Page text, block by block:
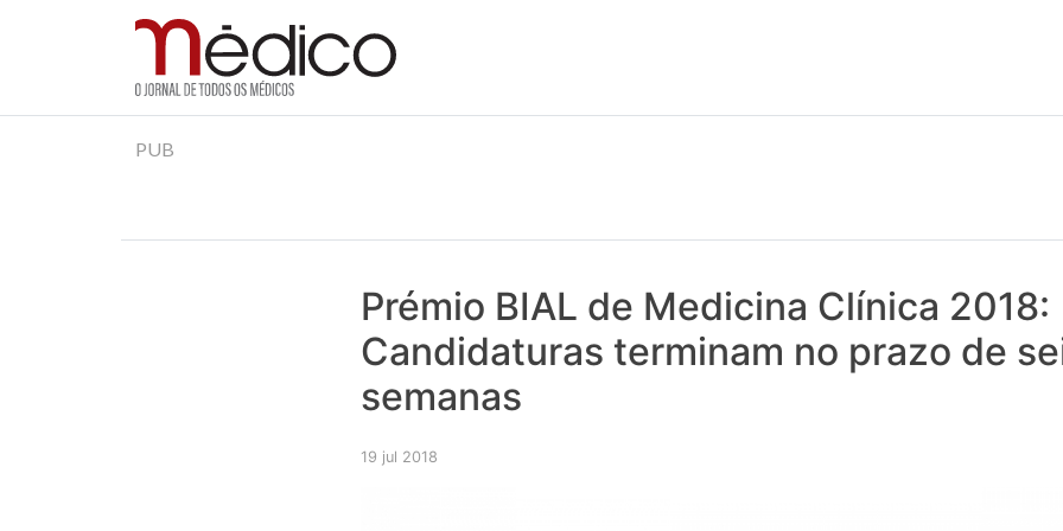
Jornal Médico
Médico – O Jornal de Todos os Médicos. Onde as notícias realmente contam! Tudo o que se passa na Saúde!
PUB
Prémio BIAL de Medicina Clínica 2018:
Candidaturas terminam no prazo de
semanas
19 jul 2018